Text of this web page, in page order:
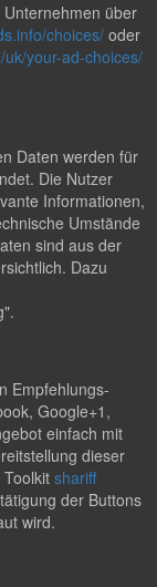
über
choices/ oder
your-ad-choices/
Daten werden für
Die Nutzer
Informationen,
Umstände
sind aus der
Dazu
Empfehlungs-
Google+1,
einfach mit
dieser
shariff
der Buttons
wird.